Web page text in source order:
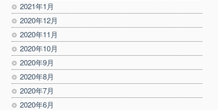
2021年1月
2020年12月
2020年11月
2020年10月
2020年9月
2020年8月
2020年7月
2020年6月